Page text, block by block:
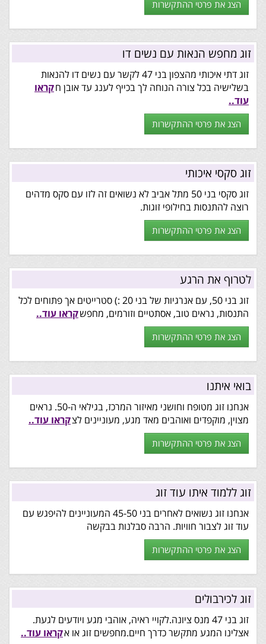
הצג את פרטי ההתקשרות
זוג מחפש הנאות עם נשים דו
זוג דתי איכותי מהצפון בני 47 לקשר עם נשים דו להנאות
בשלישיה בכל צורה הנוחה לך בכייף לענג עד אובן חקראו
עוד..
הצג את פרטי ההתקשרות
זוג סקסי איכותי
זוג סקסי בני 50 מתל אביב לא נשואים זה לזו עם סקס מדהים
רוצה להתנסות בחילופי זוגות.
הצג את פרטי ההתקשרות
לטרוף את הרגע
זוג בני 50, עם אנרגיות של בני 20 :) סטרייטים אך פתוחים לכל
התנסות, נראים טוב, אסתטיים וזורמים, מחפשקראו עוד..
הצג את פרטי ההתקשרות
בואי איתנו
אנחנו זוג מטופח וחושני מאיזור המרכז, בגילאי ה-50. נראים
מצוין, מוקפדים ואוהבים מאד מגע, מעוניינים לצקראו עוד..
הצג את פרטי ההתקשרות
זוג ללמוד איתו עוד זוג
אנחנו זוג נשואים לאחרים בני 45-50 המעוניינים להיפגש עם
עוד זוג לצבור חוויות. הרבה סבלנות בבקשה
הצג את פרטי ההתקשרות
זוג לכירבולים
זוג בני 47 מנס ציונה.לקויי ראיה, אוהבי מגע ויודעים לגעת.
אצלינו המגע מתקשר כדרך חיים.מחפשים זוג או אקראו עוד..